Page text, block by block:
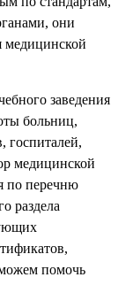
они
медицинской
заведения
больниц,
госпиталей,
медицинской
по перечню
раздела
помочь